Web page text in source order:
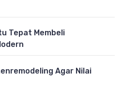
Tepat Membeli
Agar Nilai